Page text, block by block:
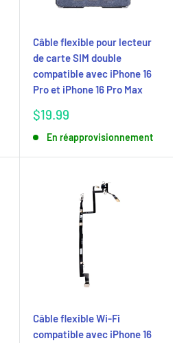
Câble flexible pour lecteur
de carte SIM double
compatible avec iPhone 16
Pro et iPhone 16 Pro Max
Prix
$19.99
En réapprovisionnement
Câble flexible Wi-Fi
compatible avec iPhone 16